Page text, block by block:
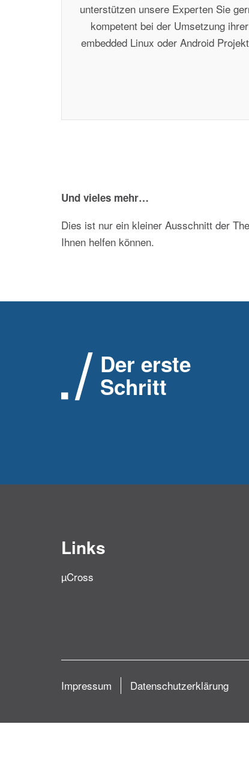
unterstützen unsere Experten Sie
kompetent bei der Umsetzung ihrer
embedded Linux oder Android
Und vieles mehr…
Dies ist nur ein kleiner Ausschnitt der
Ihnen helfen können.
Der erste
Schritt
Links
µCross
Impressum Datenschutzerklärung